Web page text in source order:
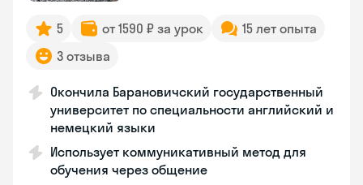
5 от 1590 ₽ за урок
15 лет опыта
3 отзыва
Окончила Барановичский государственный
университет по специальности английский и
немецкий языки
Использует коммуникативный метод для
обучения через общение